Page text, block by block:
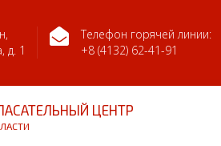
д. 1
Телефон горячей линии:
+8 (4132) 62-41-91
ЦЕНТР